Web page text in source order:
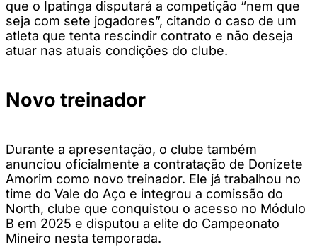
que o Ipatinga disputará a competição “nem que
seja com sete jogadores”, citando o caso de um
atleta que tenta rescindir contrato e não deseja
atuar nas atuais condições do clube.
Novo treinador
Durante a apresentação, o clube também
anunciou oficialmente a contratação de Donizete
Amorim como novo treinador. Ele já trabalhou no
time do Vale do Aço e integrou a comissão do
North, clube que conquistou o acesso no Módulo
B em 2025 e disputou a elite do Campeonato
Mineiro nesta temporada.